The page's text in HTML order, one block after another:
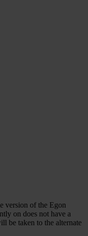
version of the Egon
on does not have a
be taken to the alternate